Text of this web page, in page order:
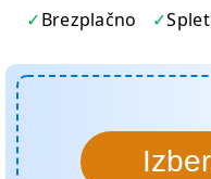
Brezplačno